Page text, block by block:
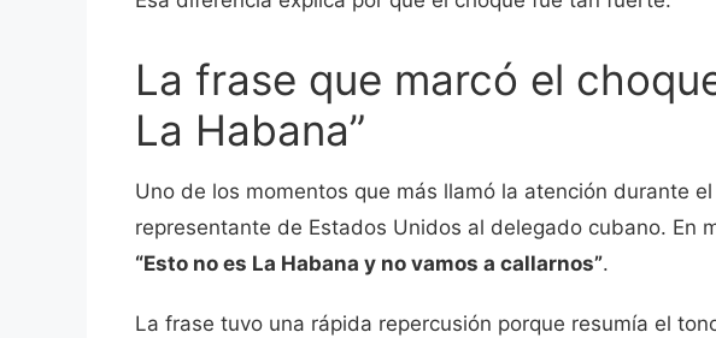
La frase que marcó el
La Habana”
Uno de los momentos que más llamó la atención durante
representante de Estados Unidos al delegado cubano. En
“Esto no es La Habana y no vamos a callarnos”.
La frase tuvo una rápida repercusión porque resumía el